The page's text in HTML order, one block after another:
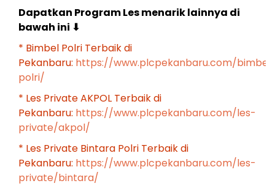
Dapatkan Program Les menarik lainnya di
bawah ini ⬇
* Bimbel Polri Terbaik di
Pekanbaru: https://www.plcpekanbaru.com/
polri/
* Les Private AKPOL Terbaik di
Pekanbaru: https://www.plcpekanbaru.com/les-
private/akpol/
* Les Private Bintara Polri Terbaik di
Pekanbaru: https://www.plcpekanbaru.com/les-
private/bintara/